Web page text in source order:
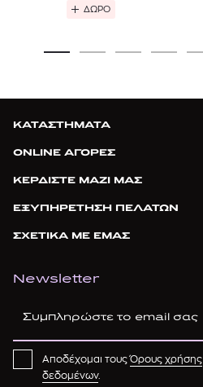
ΔΩΡΟ
ΚΑΤΑΣΤΗΜΑΤΑ
ONLINE ΑΓΟΡΕΣ
ΚΕΡΔΙΣΤΕ ΜΑΖΙ ΜΑΣ
ΕΞΥΠΗΡΕΤΗΣΗ ΠΕΛΑΤΩΝ
ΣΧΕΤΙΚΑ ΜΕ ΕΜΑΣ
Newsletter
Αποδέχομαι τουςΌρους χρήσης
δεδομένων.